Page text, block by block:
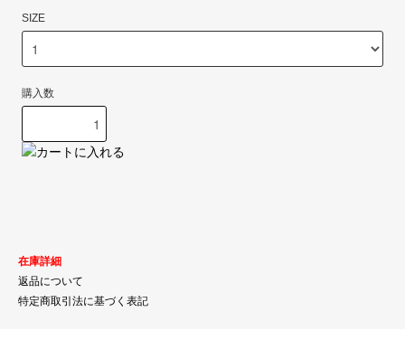
SIZE
購入数
在庫詳細
返品について
特定商取引法に基づく表記